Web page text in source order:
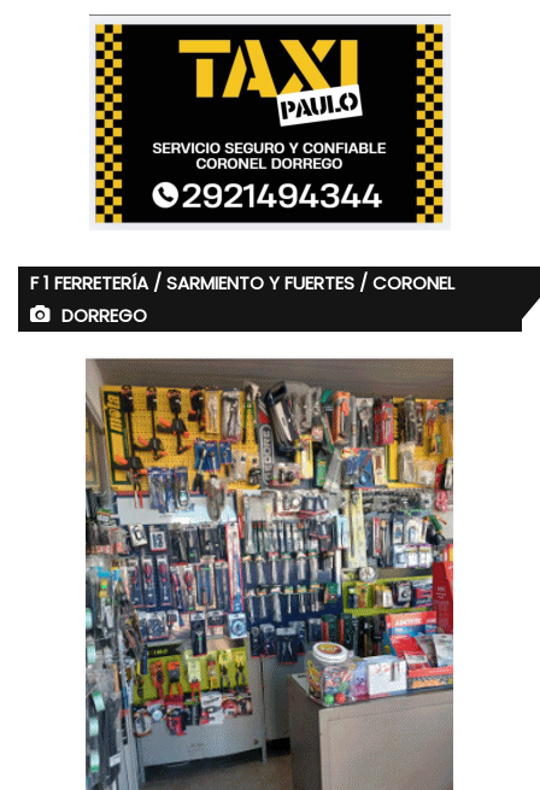
F 1 FERRETERÍA / SARMIENTO Y FUERTES / CORONEL
DORREGO